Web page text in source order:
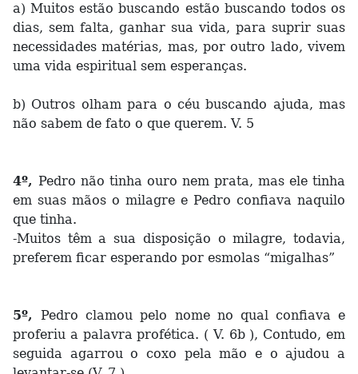
a) Muitos estão buscando estão buscando todos os
dias, sem falta, ganhar sua vida, para suprir suas
necessidades matérias, mas, por outro lado, vivem
uma vida espiritual sem esperanças.
b) Outros olham para o céu buscando ajuda, mas
não sabem de fato o que querem. V. 5
4º, Pedro não tinha ouro nem prata, mas ele tinha
em suas mãos o milagre e Pedro confiava naquilo
que tinha.
-Muitos têm a sua disposição o milagre, todavia,
preferem ficar esperando por esmolas “migalhas”
5º,Pedro clamou pelo nome no qual confiava e
proferiu a palavra profética. ( V. 6b ), Contudo, em
seguida agarrou o coxo pela mão e o ajudou a